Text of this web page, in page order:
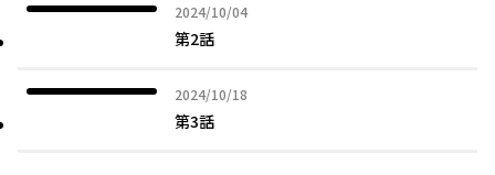
2024/10/04
2024年10月04日
第2話
2024/10/18
2024年10月18日
第3話